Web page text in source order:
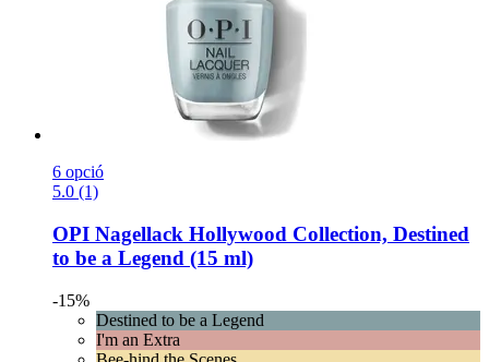
6 opció
5.0 (1)
OPI Nagellack Hollywood Collection, Destined
to be a Legend (15 ml)
-15%
Destined to be a Legend
I'm an Extra